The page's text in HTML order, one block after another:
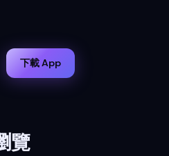
下載 App
覽